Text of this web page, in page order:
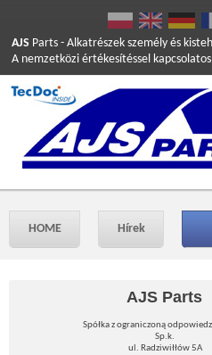
AJS Parts - Alkatrészek személy és
A nemzetközi értékesítéssel
HOME Hírek
AJS Parts
Spółka z ograniczoną
Sp.k.
ul. Radziwiłłów 5A